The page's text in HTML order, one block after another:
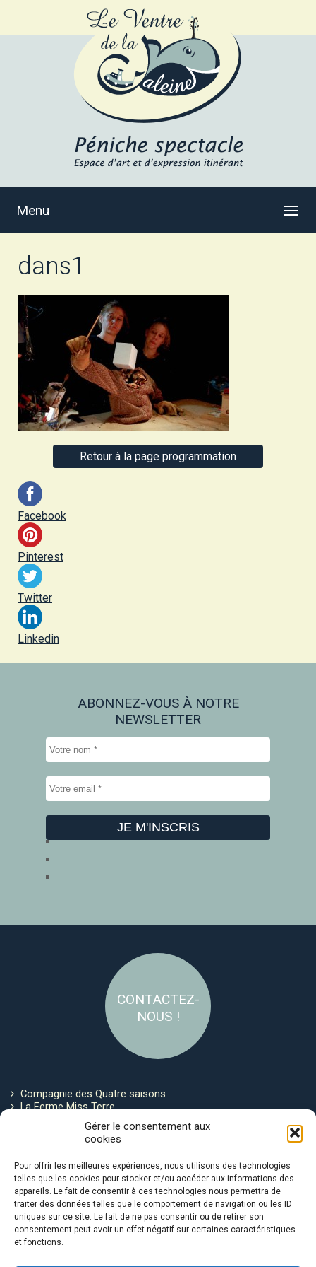
Gérer le consentement aux
cookies
Pour offrir les meilleures expériences, nous utilisons des technologies
telles que les cookies pour stocker et/ou accéder aux informations des
appareils. Le fait de consentir à ces technologies nous permettra de
traiter des données telles que le comportement de navigation ou les ID
uniques sur ce site. Le fait de ne pas consentir ou de retirer son
consentement peut avoir un effet négatif sur certaines caractéristiques
et fonctions.
Menu
dans1
Retour à la page programmation
Facebook
Pinterest
Twitter
Linkedin
ABONNEZ-VOUS À NOTRE
NEWSLETTER
CONTACTEZ-
NOUS !
Compagnie des Quatre saisons
La Ferme Miss Terre
Politique de cookies